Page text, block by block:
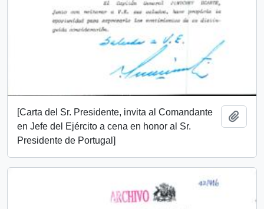
[Carta del Sr. Presidente, invita al Comandante
en Jefe del Ejército a cena en honor al Sr.
Presidente de Portugal]